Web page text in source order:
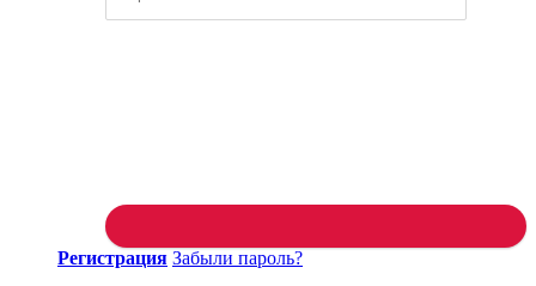
Регистрация Забыли пароль?